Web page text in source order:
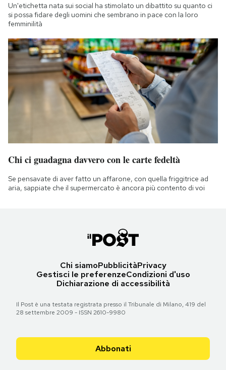
Un'etichetta nata sui social ha stimolato un dibattito su quanto ci
si possa fidare degli uomini che sembrano in pace con la loro
femminilità
Chi ci guadagna davvero con le carte fedeltà
Se pensavate di aver fatto un affarone, con quella friggitrice ad
aria, sappiate che il supermercato è ancora più contento di voi
Chi siamoPubblicitàPrivacy
Gestisci le preferenzeCondizioni d'uso
Dichiarazione di accessibilità
Il Post è una testata registrata presso il Tribunale di Milano, 419 del
28 settembre 2009 - ISSN 2610-9980
Abbonati